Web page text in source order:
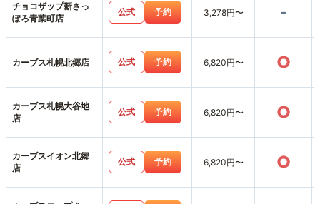
チョコザップ新さっ
ぽろ青葉町店
公式 予約 3,278円〜 -
カーブス札幌北郷店 公式 予約 6,820円〜 ○
カーブス札幌大谷地
店
公式 予約 6,820円〜 ○
カーブスイオン北郷
店
公式 予約 6,820円〜 ○